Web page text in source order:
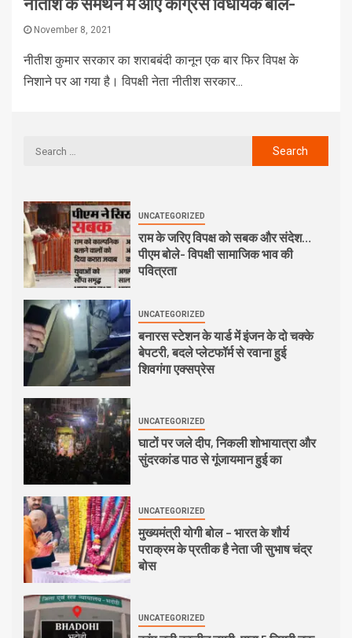
November 8, 2021
नीतीश कुमार सरकार का शराबबंदी कानून एक बार फिर विपक्ष के
निशाने पर आ गया है। विपक्षी नेता नीतीश सरकार...
UNCATEGORIZED
राम के जरिए विपक्ष को सबक और संदेश…
पीएम बोले- विपक्षी सामाजिक भाव की
पवित्रता
UNCATEGORIZED
बनारस स्टेशन के यार्ड में इंजन के दो चक्के
बेपटरी, बदले प्लेटफॉर्म से रवाना हुई
शिवगंगा एक्सप्रेस
UNCATEGORIZED
घाटों पर जले दीप, निकली शोभायात्रा और
सुंदरकांड पाठ से गूंजायमान हुई का
UNCATEGORIZED
मुख्यमंत्री योगी बोल – भारत के शौर्य
पराक्रम के प्रतीक है नेता जी सुभाष चंद्र
बोस
UNCATEGORIZED